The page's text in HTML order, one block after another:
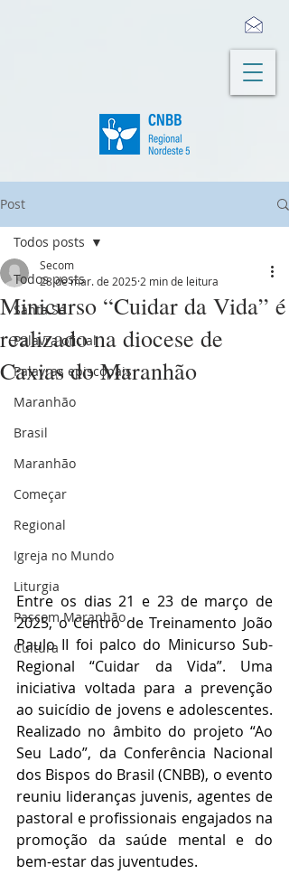
Post
Todos posts
Santa Sé
Palavra oficial
Palavras episcopais
Maranhão
Brasil
Maranhão
Começar
Regional
Igreja no Mundo
Liturgia
Pascom Maranhão
Cultura
Todos posts
Minicurso “Cuidar da Vida” é
realizado na diocese de
Caxias do Maranhão
Secom
28 de mar. de 2025 2 min de leitura
Entre os dias 21 e 23 de março de
2025, o Centro de Treinamento João
Paulo II foi palco do Minicurso Sub-
Regional “Cuidar da Vida”. Uma
iniciativa voltada para a prevenção
ao suicídio de jovens e adolescentes.
Realizado no âmbito do projeto “Ao
Seu Lado”, da Conferência Nacional
dos Bispos do Brasil (CNBB), o evento
reuniu lideranças juvenis, agentes de
pastoral e profissionais engajados na
promoção da saúde mental e do
bem-estar das juventudes.